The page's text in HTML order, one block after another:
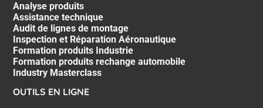
Analyse produits
Assistance technique
Audit de lignes de montage
Inspection et Réparation Aéronautique
Formation produits Industrie
Formation produits rechange automobile
Industry Masterclass
OUTILS EN LIGNE